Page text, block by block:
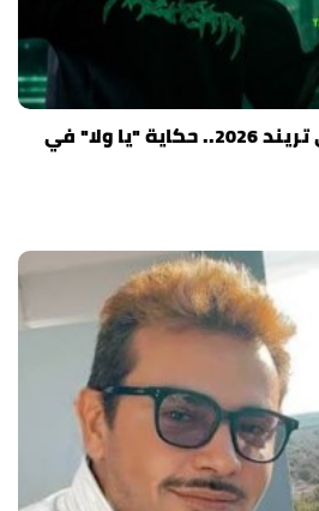
من الأبيض والأسود إلى تريند 2026.. حكاية "يا ولا" في